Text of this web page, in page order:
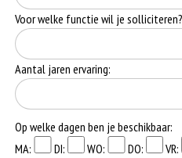
Voor welke functie wil je
Aantal jaren ervaring:
Op welke dagen ben je beschikbaar:
MA:
DI: WO: DO: VR: